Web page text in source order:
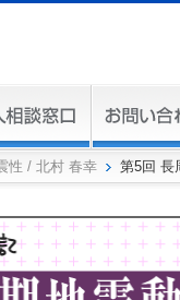
性 / 北村 春幸 第5回 長